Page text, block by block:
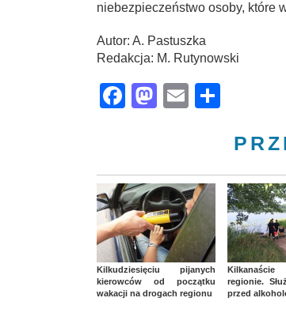
niebezpieczeństwo osoby, które
Autor: A. Pastuszka
Redakcja: M. Rutynowski
Facebook
Mastodon
Email
Kilkudziesięciu pijanych
kierowców od początku
wakacji na drogach regionu
regionie.
przed